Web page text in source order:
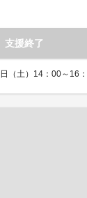
支援終了
（土）14：00～16